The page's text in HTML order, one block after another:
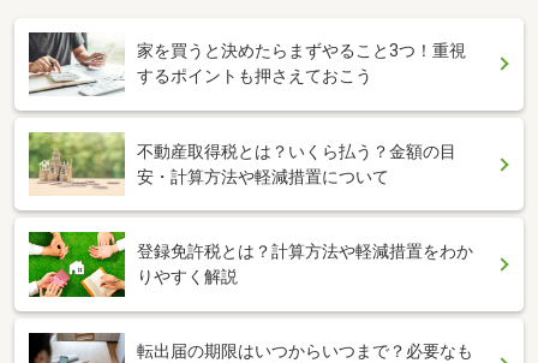
家を買うと決めたらまずやること3つ！重視
するポイントも押さえておこう
不動産取得税とは？いくら払う？金額の目
安・計算方法や軽減措置について
登録免許税とは？計算方法や軽減措置をわか
りやすく解説
転出届の期限はいつからいつまで？必要なも